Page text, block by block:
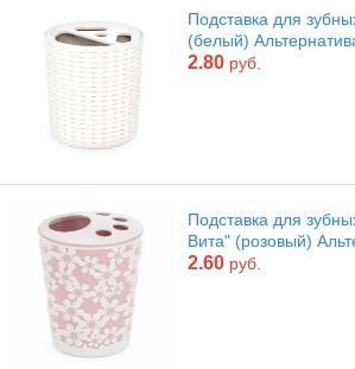
Подставка для
(белый)
2.80 руб.
Подставка для
Вита" (розовый)
2.60 руб.